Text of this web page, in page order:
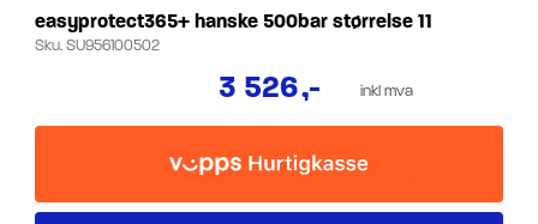
easyprotect365+ hanske 500bar størrelse 11
Sku.SU956100502
3 526,- inkl mva